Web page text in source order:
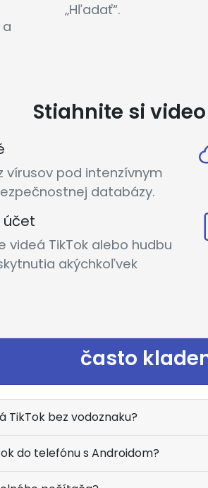
„Hľadať“.
Stiahnite si
vírusov pod intenzívnym
databázy.
účet
videá TikTok alebo hudbu
akýchkoľvek
často
TikTok bez vodoznaku?
do telefónu s Androidom?